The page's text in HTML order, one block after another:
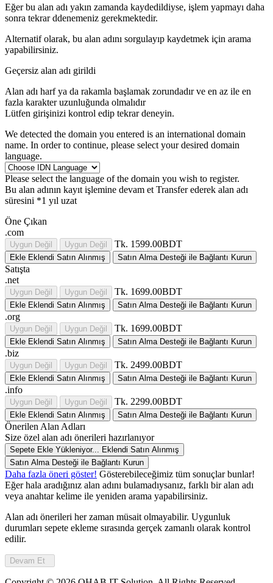
Eğer bu alan adı yakın zamanda kaydedildiyse, işlem yapmayı daha
sonra tekrar ddenemeniz gerekmektedir.
Alternatif olarak, bu alan adını sorgulayıp kaydetmek için arama
yapabilirsiniz.
Geçersiz alan adı girildi
Alan adı harf ya da rakamla başlamak zorundadırve en az ile en
fazla karakter uzunluğunda olmalıdır
Lütfen girişinizi kontrol edip tekrar deneyin.
We detected the domain you entered is an international domain
name. In order to continue, please select your desired domain
language.
Please select the language of the domain you wish to register.
Bu alan adının kayıt işlemine devam et Transfer ederek alan adı
süresini *1 yıl uzat
Öne Çıkan
.com
Uygun Değil Uygun Değil Tk. 1599.00BDT
Ekle Eklendi Satın Alınmış Satın Alma Desteği ile Bağlantı Kurun
Satışta
.net
Uygun Değil Uygun Değil Tk. 1699.00BDT
Ekle Eklendi Satın Alınmış Satın Alma Desteği ile Bağlantı Kurun
.org
Uygun Değil Uygun Değil Tk. 1699.00BDT
Ekle Eklendi Satın Alınmış Satın Alma Desteği ile Bağlantı Kurun
.biz
Uygun Değil Uygun Değil Tk. 2499.00BDT
Ekle Eklendi Satın Alınmış Satın Alma Desteği ile Bağlantı Kurun
.info
Uygun Değil Uygun Değil Tk. 2299.00BDT
Ekle Eklendi Satın Alınmış Satın Alma Desteği ile Bağlantı Kurun
Önerilen Alan Adları
Size özel alan adı önerileri hazırlanıyor
Sepete Ekle Yükleniyor... Eklendi Satın Alınmış
Satın Alma Desteği ile Bağlantı Kurun
Daha fazla öneri göster! Gösterebileceğimiz tüm sonuçlar bunlar!
Eğer hala aradığınız alan adını bulamadıysanız, farklı bir alan adı
veya anahtar kelime ile yeniden arama yapabilirsiniz.
Alan adı önerileri her zaman müsait olmayabilir. Uygunluk
durumları sepete ekleme sırasında gerçek zamanlı olarak kontrol
edilir.